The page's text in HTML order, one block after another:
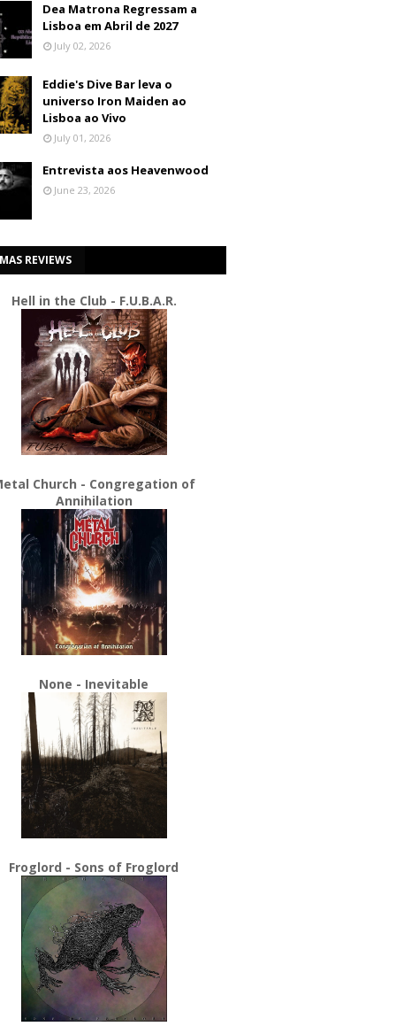
Dea Matrona Regressam a
Lisboa em Abril de 2027
July 02, 2026
Eddie's Dive Bar leva o
universo Iron Maiden ao
Lisboa ao Vivo
July 01, 2026
Entrevista aos Heavenwood
June 23, 2026
REVIEWS
Hell in the Club - F.U.B.A.R.
Church - Congregation of
Annihilation
None - Inevitable
Froglord - Sons of Froglord